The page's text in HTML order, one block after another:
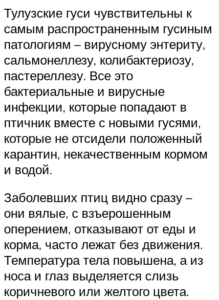
Тулузские гуси чувствительны к
самым распространенным гусиным
патологиям – вирусному энтериту,
сальмонеллезу, колибактериозу,
пастереллезу. Все это
бактериальные и вирусные
инфекции, которые попадают в
птичник вместе с новыми гусями,
которые не отсидели положенный
карантин, некачественным кормом
и водой.
Заболевших птиц видно сразу –
они вялые, с взъерошенным
оперением, отказывают от еды и
корма, часто лежат без движения.
Температура тела повышена, а из
носа и глаз выделяется слизь
коричневого или желтого цвета.